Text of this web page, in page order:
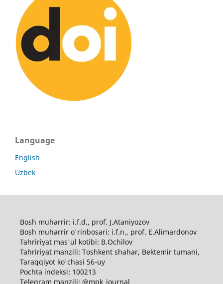
Language
English
Uzbek
Bosh muharrir: i.f.d., prof. J.Ataniyozov
Bosh muharrir o'rinbosari: i.f.n., prof. E.Alimardonov
Tahririyat mas'ul kotibi: B.Ochilov
Tahririyat manzili: Toshkent shahar, Bektemir tumani,
Taraqqiyot ko'chasi 56-uy
Pochta indeksi: 100213
Telegram manzili: @mpk_journal